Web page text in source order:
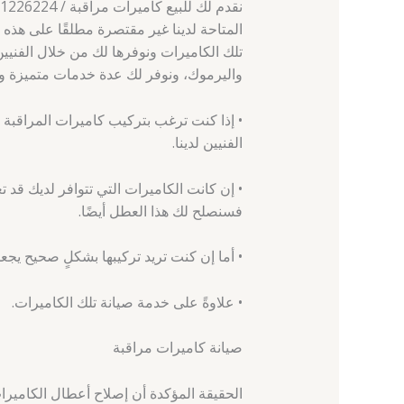
المتاحة لدينا غير مقتصرة مطلقًا على
تلك الكاميرات ونوفرها لك من خلال
واليرموك، ونوفر لك عدة خدمات متميزة
• إذا كنت ترغب بتركيب كاميرات
الفنيين لدينا.
• إن كانت الكاميرات التي تتوافر
فسنصلح لك هذا العطل أيضًا.
• أما إن كنت تريد تركيبها بشكلٍ صحيح
• علاوةً على خدمة صيانة تلك الكاميرات.
صيانة كاميرات مراقبة
الحقيقة المؤكدة أن إصلاح أعطال